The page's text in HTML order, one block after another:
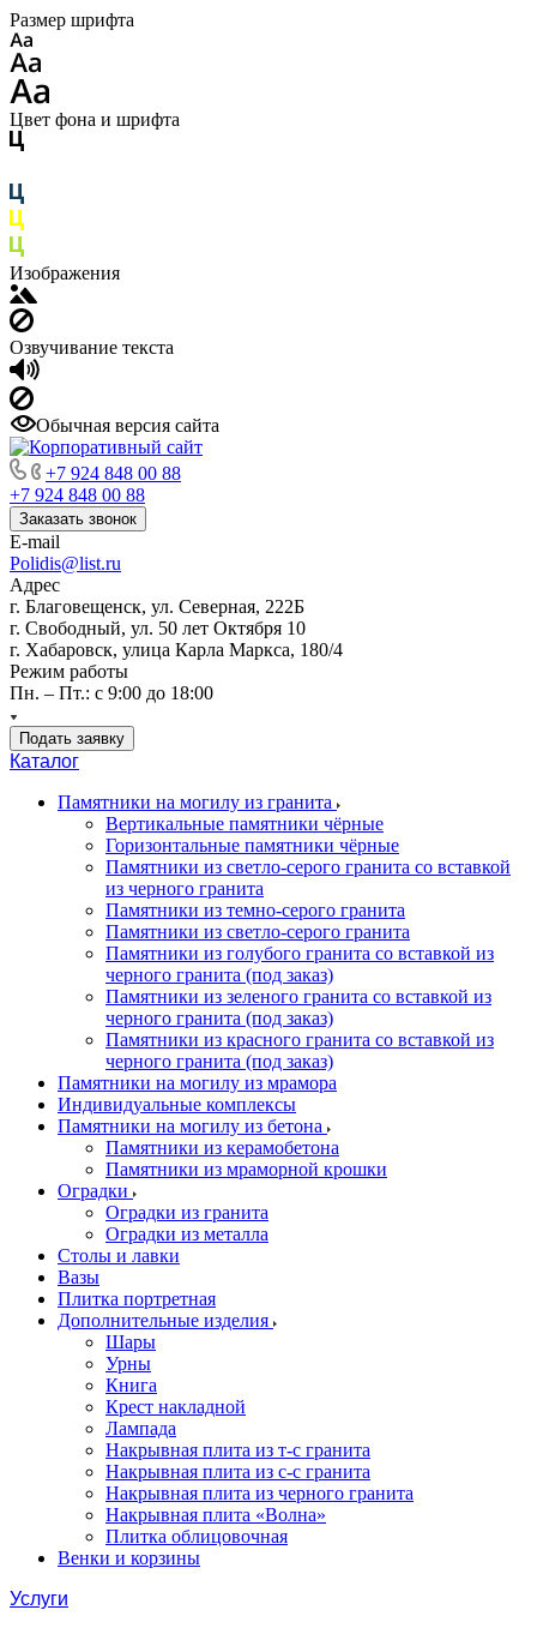
Размер шрифта
Цвет фона и шрифта
Изображения
Озвучивание текста
Обычная версия сайта
+7 924 848 00 88
+7 924 848 00 88
Заказать звонок
E-mail
Polidis@list.ru
Адрес
г. Благовещенск, ул. Северная, 222Б
г. Свободный, ул. 50 лет Октября 10
г. Хабаровск, улица Карла Маркса, 180/4
Режим работы
Пн. – Пт.: с 9:00 до 18:00
Подать заявку
Каталог
Памятники на могилу из гранита
Вертикальные памятники чёрные
Горизонтальные памятники чёрные
Памятники из светло-серого гранита со вставкой
из черного гранита
Памятники из темно-серого гранита
Памятники из светло-серого гранита
Памятники из голубого гранита со вставкой из
черного гранита (под заказ)
Памятники из зеленого гранита со вставкой из
черного гранита (под заказ)
Памятники из красного гранита со вставкой из
черного гранита (под заказ)
Памятники на могилу из мрамора
Индивидуальные комплексы
Памятники на могилу из бетона
Памятники из керамобетона
Памятники из мраморной крошки
Оградки
Оградки из гранита
Оградки из металла
Столы и лавки
Вазы
Плитка портретная
Дополнительные изделия
Шары
Урны
Книга
Крест накладной
Лампада
Накрывная плита из т-с гранита
Накрывная плита из с-с гранита
Накрывная плита из черного гранита
Накрывная плита «Волна»
Плитка облицовочная
Венки и корзины
Услуги